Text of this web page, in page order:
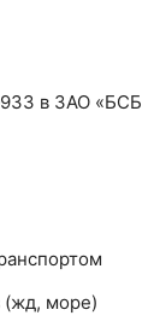
в ЗАО «БСБ
(жд, море)